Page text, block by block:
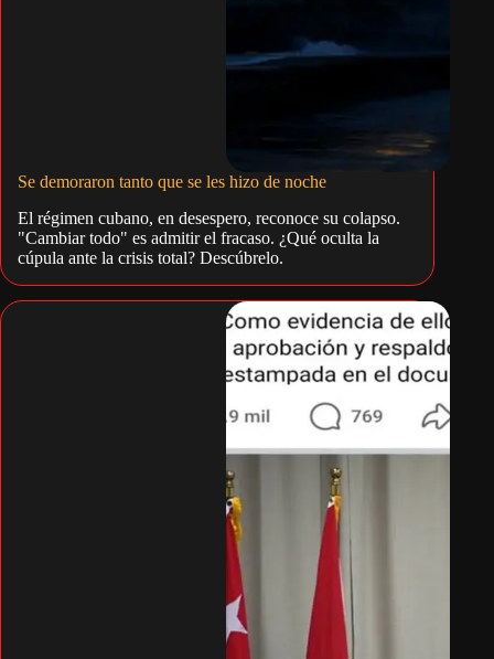
Se demoraron tanto que se les hizo de noche
El régimen cubano, en desespero, reconoce su colapso.
"Cambiar todo" es admitir el fracaso. ¿Qué oculta la
cúpula ante la crisis total? Descúbrelo.